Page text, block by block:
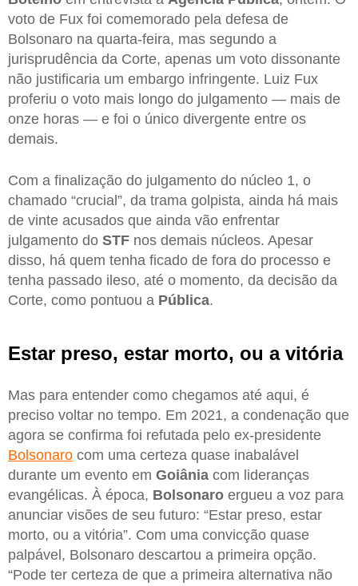
voto de Fux foi comemorado pela defesa de
Bolsonaro na quarta-feira, mas segundo a
jurisprudência da Corte, apenas um voto dissonante
não justificaria um embargo infringente. Luiz Fux
proferiu o voto mais longo do julgamento — mais de
onze horas — e foi o único divergente entre os
demais.
Com a finalização do julgamento do núcleo 1, o
chamado “crucial”, da trama golpista, ainda há mais
de vinte acusados que ainda vão enfrentar
julgamento do STF nos demais núcleos. Apesar
disso, há quem tenha ficado de fora do processo e
tenha passado ileso, até o momento, da decisão da
Corte, como pontuou a Pública.
Estar preso, estar morto, ou a vitória
Mas para entender como chegamos até aqui, é
preciso voltar no tempo. Em 2021, a condenação que
agora se confirma foi refutada pelo ex-presidente
Bolsonaro com uma certeza quase inabalável
durante um evento em Goiânia com lideranças
evangélicas. À época, Bolsonaro ergueu a voz para
anunciar visões de seu futuro: “Estar preso, estar
morto, ou a vitória”. Com uma convicção quase
palpável, Bolsonaro descartou a primeira opção.
“Pode ter certeza de que a primeira alternativa não